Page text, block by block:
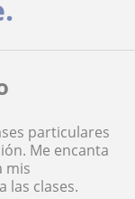
particulares
Me encanta
mis
las clases.